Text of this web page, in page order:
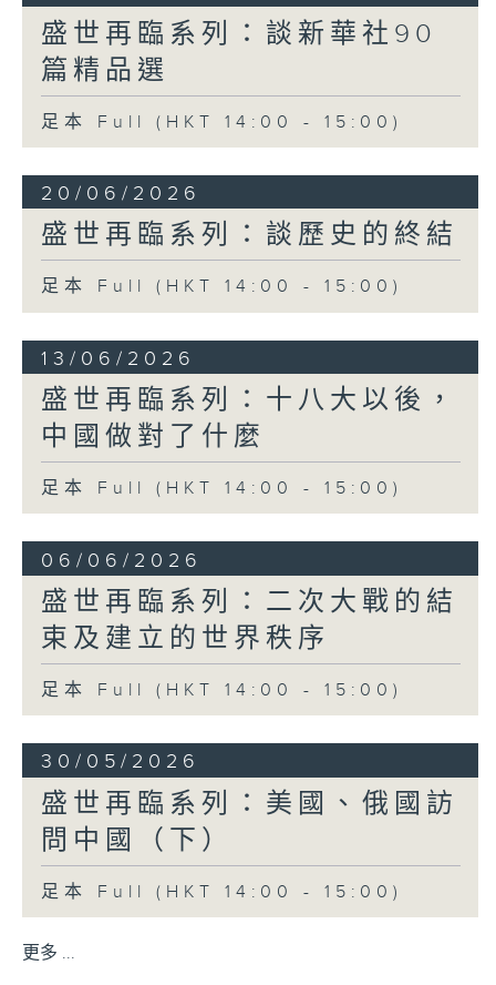
盛世再臨系列：談新華社90
篇精品選
足本 Full (HKT 14:00 - 15:00)
20/06/2026
盛世再臨系列：談歷史的終結
足本 Full (HKT 14:00 - 15:00)
13/06/2026
盛世再臨系列：十八大以後，
中國做對了什麼
足本 Full (HKT 14:00 - 15:00)
06/06/2026
盛世再臨系列：二次大戰的結
束及建立的世界秩序
足本 Full (HKT 14:00 - 15:00)
30/05/2026
盛世再臨系列：美國、俄國訪
問中國（下）
足本 Full (HKT 14:00 - 15:00)
更多 ...